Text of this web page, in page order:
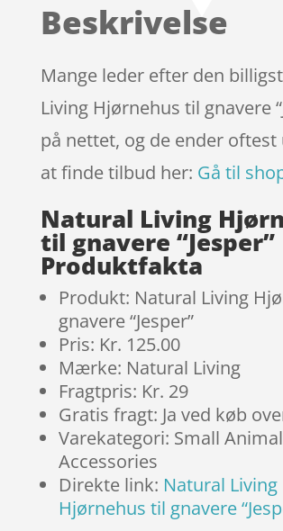
på
ømmels
er
Beskrivelse
Mange leder efter den
Living Hjørnehus til gnavere
på nettet, og de ender oftest
at finde tilbud her: Gå til
Natural Living
til gnavere “Jesper”
Produktfakta
Produkt: Natural Living
gnavere “Jesper”
Pris: Kr. 125.00
Mærke: Natural Living
Fragtpris: Kr. 29
Gratis fragt: Ja ved køb
Varekategori: Small
Accessories
Direkte link: Natural Living
Hjørnehus til gnavere